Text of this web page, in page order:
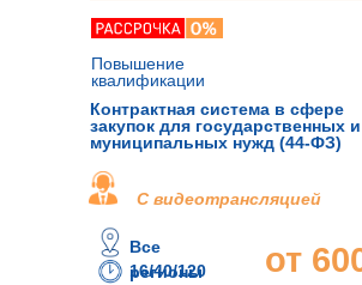
Контрактная система в сфере
закупок для государственных и
муниципальных нужд (44-ФЗ)
16/40/120
от
Все
регионы
Повышение
квалификации
С видеотрансляцией